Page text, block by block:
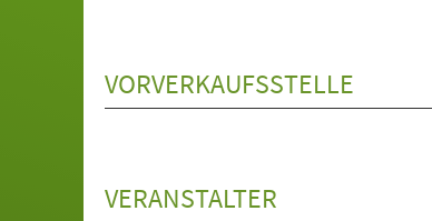
VORVERKAUFSSTELLE
VERANSTALTER